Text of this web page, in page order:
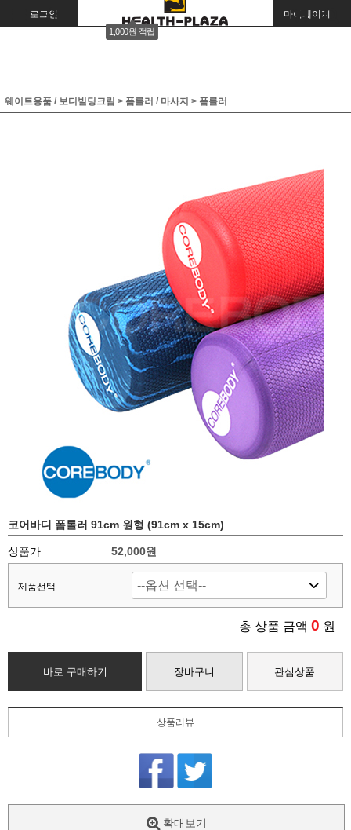
로그인 회원가입
1,000원 적립
주문조회 마이페이지
웨이트용품 / 보디빌딩크림 > 폼롤러 / 마사지 > 폼롤러
코어바디 폼롤러 91cm 원형 (91cm x 15cm)
상품가 52,000원
제품선택
총 상품 금액 0 원
바로 구매하기 장바구니 관심상품
상품리뷰
확대보기